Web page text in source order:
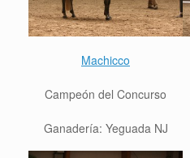
Machicco
Campeón del Concurso
Ganadería: Yeguada NJ